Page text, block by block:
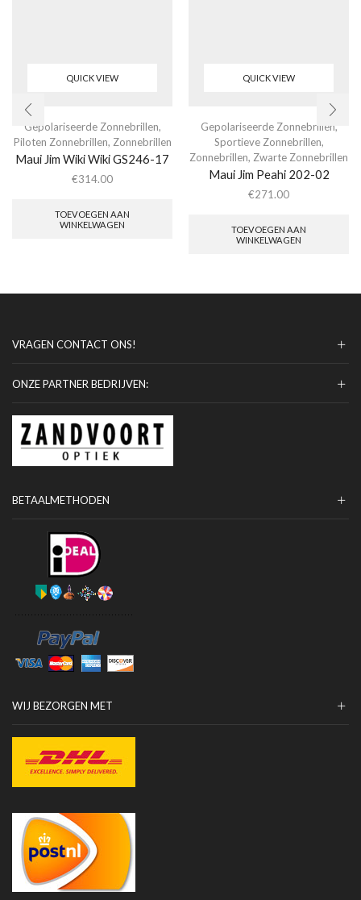
QUICK VIEW
Gepolariseerde Zonnebrillen,
Piloten Zonnebrillen, Zonnebrillen
Maui Jim Wiki Wiki GS246-17
€314.00
TOEVOEGEN AAN
WINKELWAGEN
QUICK VIEW
Gepolariseerde Zonnebrillen,
Sportieve Zonnebrillen,
Zonnebrillen, Zwarte Zonnebrillen
Maui Jim Peahi 202-02
€271.00
TOEVOEGEN AAN
WINKELWAGEN
VRAGEN CONTACT ONS!
ONZE PARTNER BEDRIJVEN:
BETAALMETHODEN
WIJ BEZORGEN MET